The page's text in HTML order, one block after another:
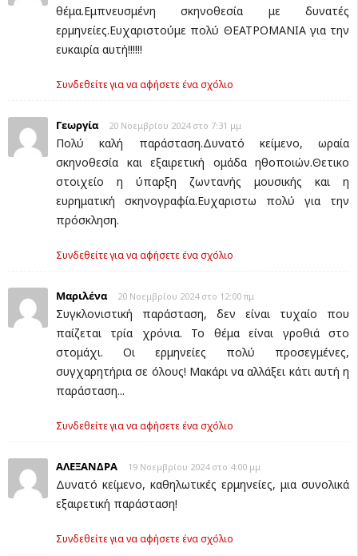
θέμα.Εμπνευσμένη σκηνοθεσία με δυνατές
ερμηνείες.Ευχαριστούμε πολύ ΘΕΑΤΡΟΜΑΝΙΑ για την
ευκαιρία αυτή!!!!!!
Συνδεθείτε για να αφήσετε ένα σχόλιο
Γεωργία 20 Νοεμβρίου 2024 στο 7:31 μμ
Πολύ καλή παράσταση.Δυνατό κείμενο, ωραία
σκηνοθεσία και εξαιρετική ομάδα ηθοποιών.Θετικο
στοιχείο η ύπαρξη ζωντανής μουσικής και η
ευρηματική σκηνογραφία.Ευχαριστω πολύ για την
πρόσκληση.
Συνδεθείτε για να αφήσετε ένα σχόλιο
Μαριλένα 20 Νοεμβρίου 2024 στο 12:00 πμ
Συγκλονιστική παράσταση, δεν είναι τυχαίο που
παίζεται τρία χρόνια. Το θέμα είναι γροθιά στο
στομάχι. Οι ερμηνείες πολύ προσεγμένες,
συγχαρητήρια σε όλους! Μακάρι να αλλάξει κάτι αυτή η
παράσταση...
Συνδεθείτε για να αφήσετε ένα σχόλιο
ΑΛΕΞΑΝΔΡΑ 19 Νοεμβρίου 2024 στο 4:00 μμ
Δυνατό κείμενο, καθηλωτικές ερμηνείες, μια συνολικά
εξαιρετική παράσταση!
Συνδεθείτε για να αφήσετε ένα σχόλιο